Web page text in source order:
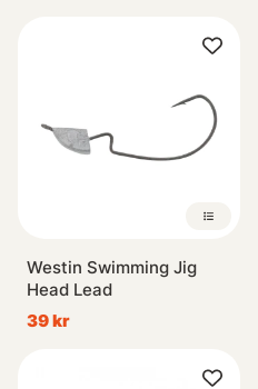
Westin Swimming Jig
Head Lead
39 kr